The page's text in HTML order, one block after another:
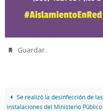
Guardar.
Se realizó la desinfección de las
instalaciones del Ministerio Público